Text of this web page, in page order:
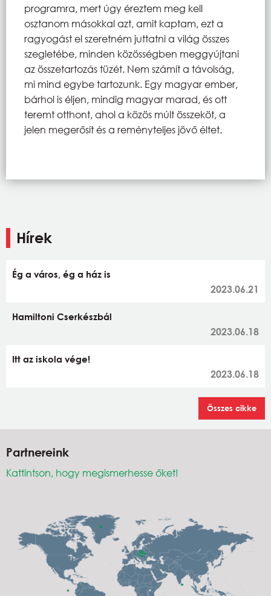
programra, mert úgy éreztem meg kell
osztanom másokkal azt, amit kaptam, ezt a
ragyogást el szeretném juttatni a világ összes
szegletébe, minden közösségben meggyújtani
az összetartozás tüzét. Nem számít a távolság,
mi mind egybe tartozunk. Egy magyar ember,
bárhol is éljen, mindig magyar marad, és ott
teremt otthont, ahol a közös múlt összeköt, a
jelen megerősít és a reményteljes jövő éltet.
Hírek
Ég a város, ég a ház is
2023.06.21
Hamiltoni Cserkészbál
2023.06.18
Itt az iskola vége!
2023.06.18
Összes cikke
Partnereink
Kattintson, hogy megismerhesse őket!